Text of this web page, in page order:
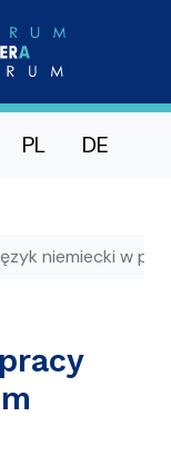
PL DE
niemiecki w